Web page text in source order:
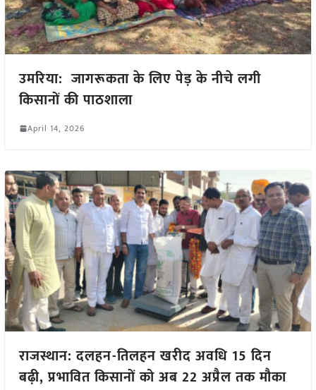
उमरिया: जागरूकता के लिए पेड़ के नीचे लगी
किसानों की पाठशाला
April 14, 2026
राजस्थान: दलहन-तिलहन खरीद अवधि 15 दिन
बढ़ी, प्रभावित किसानों को अब 22 अप्रैल तक मौका